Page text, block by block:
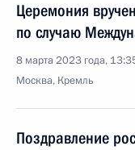
Церемония
по случаю
8 марта 2023 года,
Москва, Кремль
Поздравление